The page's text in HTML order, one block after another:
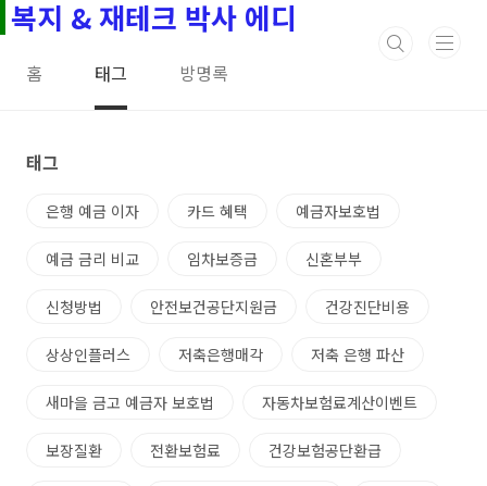
본문 바로가기
복지 & 재테크 박사 에디
홈 태그 방명록
태그
은행 예금 이자 카드 혜택 예금자보호법
예금 금리 비교 임차보증금 신혼부부
신청방법 안전보건공단지원금 건강진단비용
상상인플러스 저축은행매각 저축 은행 파산
새마을 금고 예금자 보호법 자동차보험료계산이벤트
보장질환 전환보험료 건강보험공단환급